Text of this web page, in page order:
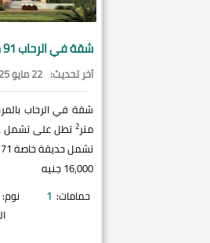
شقة فيالرحاب
آخر تحديث: 22 مايو 2025
شقة في الرحاب
متر2
تشمل حديقة خاصة 71 متر
16,000 جنيه
حمامات: 1 نوم: